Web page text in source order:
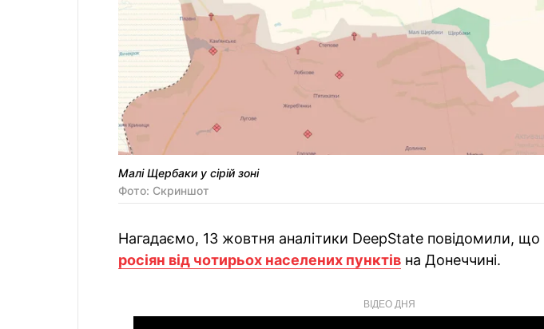
Малі Щербаки у сірій зоні
Фото: Скриншот
Нагадаємо, 13 жовтня аналітики DeepState повідомили, що
росіян від чотирьох населених пунктів на Донеччині.
ВІДЕО ДНЯ